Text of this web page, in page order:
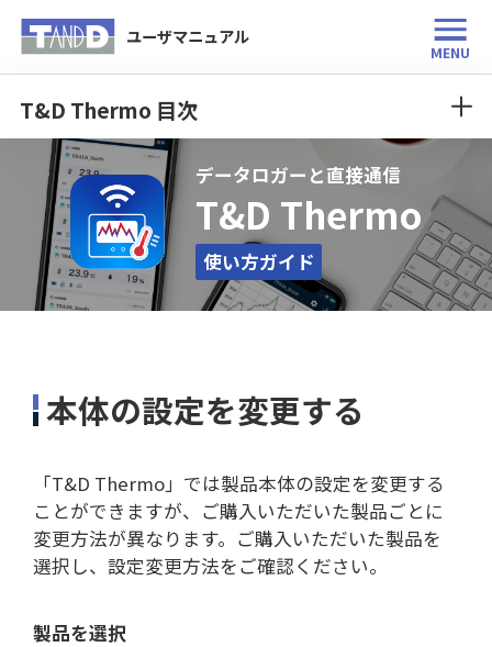
ユーザマニュアル
MENU
データロガーと直接通信
T&D Thermo
使い方ガイド
T&D Thermo 目次
本体の設定を変更する
「T&D Thermo」では製品本体の設定を変更する
ことができますが、ご購入いただいた製品ごとに
変更方法が異なります。ご購入いただいた製品を
選択し、設定変更方法をご確認ください。
製品を選択